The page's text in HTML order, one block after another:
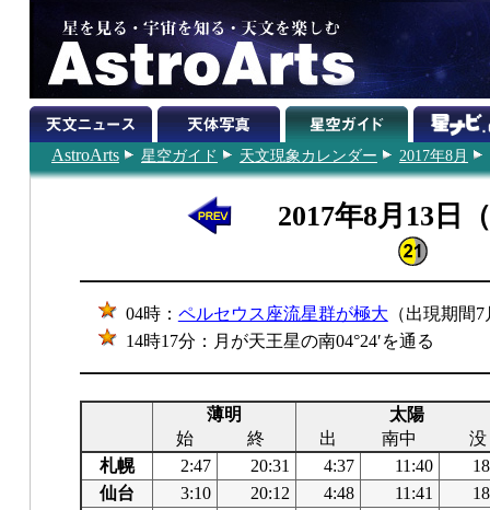
AstroArts 星空ガイド 天文現象カレンダー 2017年8月
2017年8月13日
04時： ペルセウス座流星群が極大 （出現期間
14時17分：月が天王星の南04°24′を通る
薄明
太陽
始
終 出 南中
没
札幌
2:47 20:31 4:37 11:40
仙台
3:10 20:12 4:48 11:41